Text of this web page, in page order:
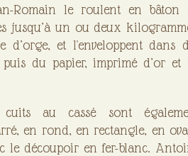
Romain le roulent en bâton
jusqu’à un ou deux
d’orge, et l'enveloppent dans
puis du papier, imprimé d’or et
cuits au cassé sont
en rond, en rectangle, en
le découpoir en fer-blanc.